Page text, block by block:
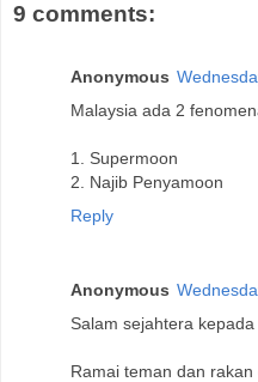
9 comments:
Anonymous
Malaysia ada 2
1. Supermoon
2. Najib Penyamoon
Reply
Anonymous
Salam sejahtera
Ramai teman dan